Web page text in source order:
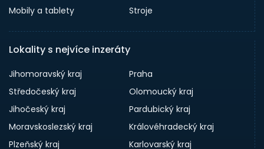
Mobily a tablety
Stroje
Lokality s nejvíce inzeráty
Jihomoravský kraj
Praha
Středočeský kraj
Olomoucký kraj
Jihočeský kraj
Pardubický kraj
Moravskoslezský kraj
Královéhradecký kraj
Plzeňský kraj
Karlovarský kraj